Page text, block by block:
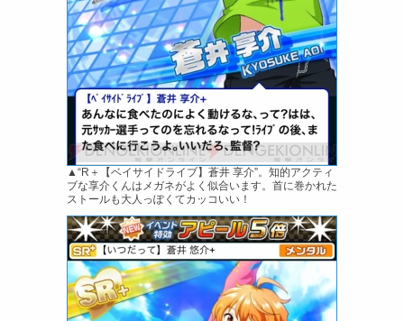
▲“R＋【ベイサイドライブ】蒼井 享介”。知的アクティ
ブな享介くんはメガネがよく似合います。首に巻かれた
ストールも大人っぽくてカッコいい！